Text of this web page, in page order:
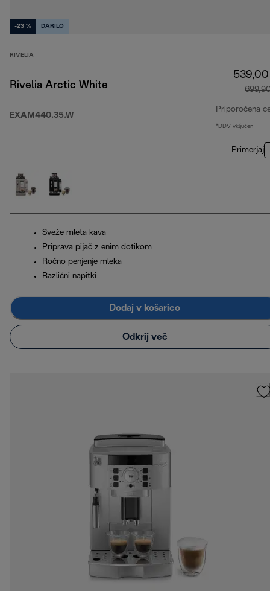
-23 % DARILO
RIVELIA
Rivelia Arctic White
EXAM440.35.W
Priporočena
*DDV vključen
Primerjaj
Sveže mleta kava
Priprava pijač z enim dotikom
Ročno penjenje mleka
Različni napitki
Dodaj v košarico
Odkrij več